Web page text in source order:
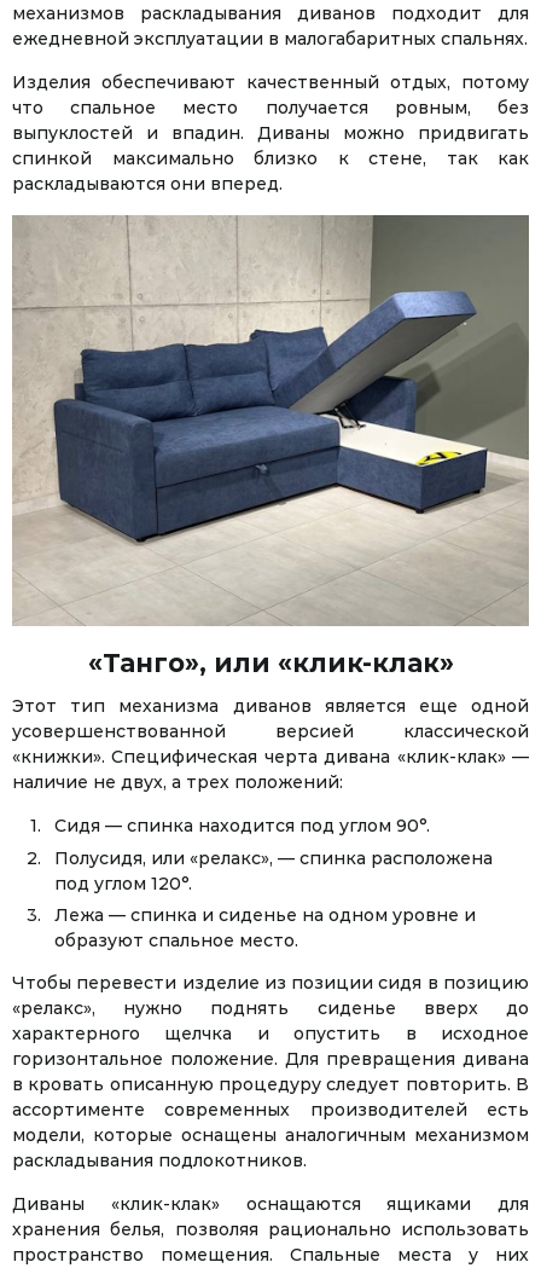
механизмов раскладывания диванов подходит для
ежедневной эксплуатации в малогабаритных спальнях.
Изделия обеспечивают качественный отдых, потому
что спальное место получается ровным, без
выпуклостей и впадин. Диваны можно придвигать
спинкой максимально близко к стене, так как
раскладываются они вперед.
«Танго», или «клик-клак»
Этот тип механизма диванов является еще одной
усовершенствованной версией классической
«книжки». Специфическая черта дивана «клик-клак» —
наличие не двух, а трех положений:
Сидя — спинка находится под углом 90°.
Полусидя, или «релакс», — спинка расположена
под углом 120°.
Лежа — спинка и сиденье на одном уровне и
образуют спальное место.
Чтобы перевести изделие из позиции сидя в позицию
«релакс», нужно поднять сиденье вверх до
характерного щелчка и опустить в исходное
горизонтальное положение. Для превращения дивана
в кровать описанную процедуру следует повторить. В
ассортименте современных производителей есть
модели, которые оснащены аналогичным механизмом
раскладывания подлокотников.
Диваны «клик-клак» оснащаются ящиками для
хранения белья, позволяя рационально использовать
пространство помещения. Спальные места у них
Facebook
TwitterWhatsApp
ViberTelegram